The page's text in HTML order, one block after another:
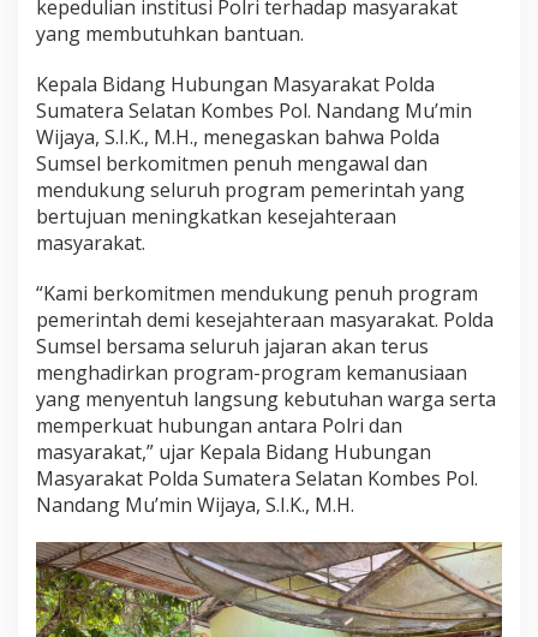
kepedulian institusi Polri terhadap masyarakat
yang membutuhkan bantuan.
Kepala Bidang Hubungan Masyarakat Polda
Sumatera Selatan Kombes Pol. Nandang Mu’min
Wijaya, S.I.K., M.H., menegaskan bahwa Polda
Sumsel berkomitmen penuh mengawal dan
mendukung seluruh program pemerintah yang
bertujuan meningkatkan kesejahteraan
masyarakat.
“Kami berkomitmen mendukung penuh program
pemerintah demi kesejahteraan masyarakat. Polda
Sumsel bersama seluruh jajaran akan terus
menghadirkan program-program kemanusiaan
yang menyentuh langsung kebutuhan warga serta
memperkuat hubungan antara Polri dan
masyarakat,” ujar Kepala Bidang Hubungan
Masyarakat Polda Sumatera Selatan Kombes Pol.
Nandang Mu’min Wijaya, S.I.K., M.H.